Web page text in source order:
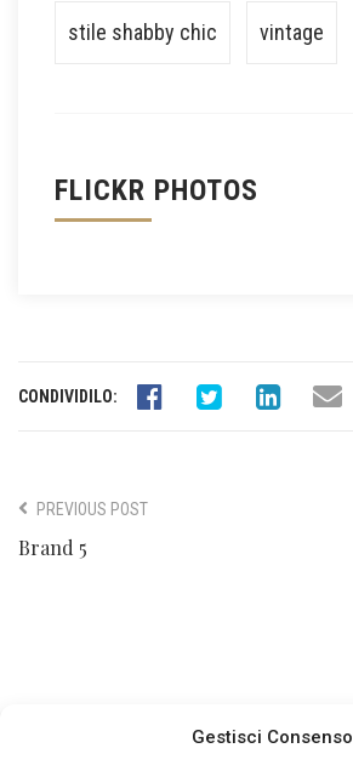
Gestisci Consenso
stile shabby chic vintage
FLICKR PHOTOS
CONDIVIDILO:
Navigation
PREVIOUS POST
Brand 5